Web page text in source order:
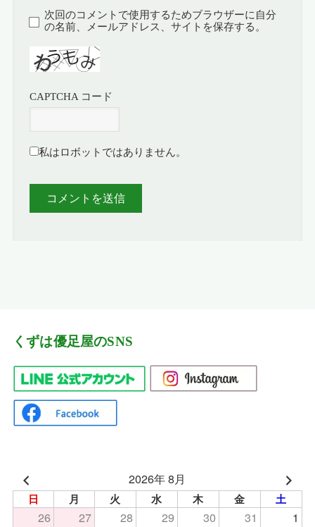
次回のコメントで使用するためブラウザーに自分
の名前、メールアドレス、サイトを保存する。
CAPTCHA コード
私はロボットではありません。
くずは優足屋のSNS
2026年 8月
日 月 火 水 木 金 土
26 27 28 29 30 31
1